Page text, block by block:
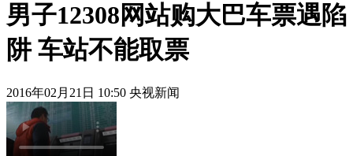
男子12308网站购大巴车票遇陷
阱 车站不能取票
2016年02月21日 10:50 央视新闻